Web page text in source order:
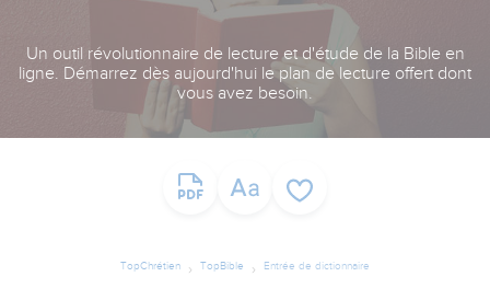
Un outil révolutionnaire de lecture et d'étude de la Bible en
ligne. Démarrez dès aujourd'hui le plan de lecture offert dont
vous avez besoin.
TopChrétien TopBible Entrée de dictionnaire